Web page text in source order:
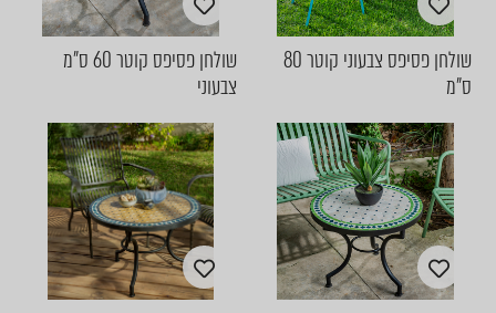
שולחן פסיפס צבעוני קוטר 80
ס"מ
שולחן פסיפס קוטר 60 ס"מ
צבעוני